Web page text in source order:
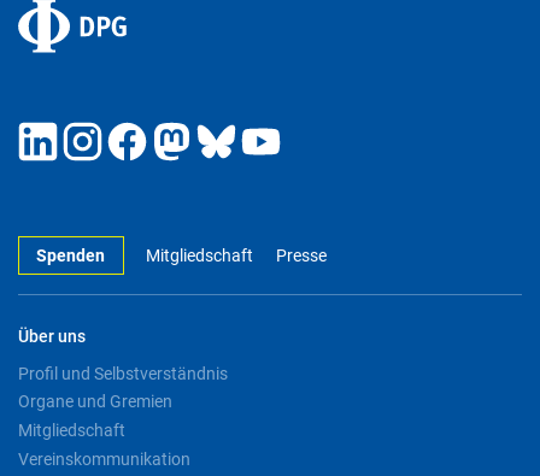
Spenden Mitgliedschaft Presse
Über uns
Profil und Selbstverständnis
Organe und Gremien
Mitgliedschaft
Vereinskommunikation